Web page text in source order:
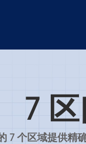
7
7 个区域提供精